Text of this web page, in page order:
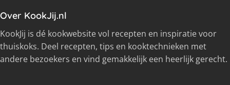
Over KookJij.nl
KookJij is dé kookwebsite vol recepten en inspiratie voor
thuiskoks. Deel recepten, tips en kooktechnieken met
andere bezoekers en vind gemakkelijk een heerlijk gerecht.